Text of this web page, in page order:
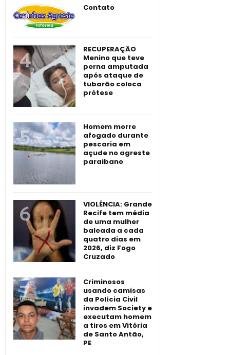
Contato
RECUPERAÇÃO
Menino que teve
perna amputada
após ataque de
tubarão coloca
prótese
Homem morre
afogado durante
pescaria em
açude no agreste
paraibano
VIOLÊNCIA: Grande
Recife tem média
de uma mulher
baleada a cada
quatro dias em
2026, diz Fogo
Cruzado
Criminosos
usando camisas
da Polícia Civil
invadem Society e
executam homem
a tiros em Vitória
de Santo Antão,
PE